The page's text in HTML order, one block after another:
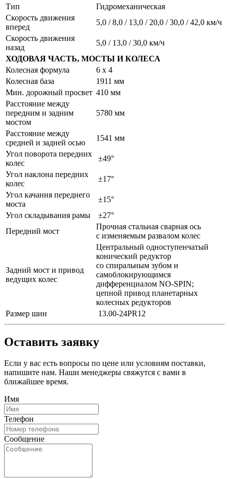
Тип
Гидромеханическая
Скорость движения
вперед
5,0 / 8,0 / 13,0 / 20,0 / 30,0 / 42,0 км/ч
Скорость движения
назад
5,0 / 13,0 / 30,0 км/ч
ХОДОВАЯ ЧАСТЬ, МОСТЫ И КОЛЕСА
Колесная формула
6 х 4
Колесная база
1911 мм
Мин. дорожный просвет 410 мм
Расстояние между
передним и задним
мостом
5780 мм
Расстояние между
средней и задней осью
1541 мм
Угол поворота передних
колес
±49°
Угол наклона передних
колес
±17°
Угол качания переднего
моста
±15°
Угол складывания рамы
±27°
Передний мост
Прочная стальная сварная ось
с изменяемым развалом колес
Задний мост и привод
ведущих колес
Центральный одноступенчатый
конический редуктор
со спиральным зубом и
самоблокирующимся
дифференциалом NO-SPIN;
цепной привод планетарных
колесных редукторов
Размер шин
13.00-24PR12
Оставить заявку
Если у вас есть вопросы по цене или условиям поставки,
напишите нам. Наши менеджеры свяжутся с вами в
ближайшее время.
Имя
Телефон
Сообщение